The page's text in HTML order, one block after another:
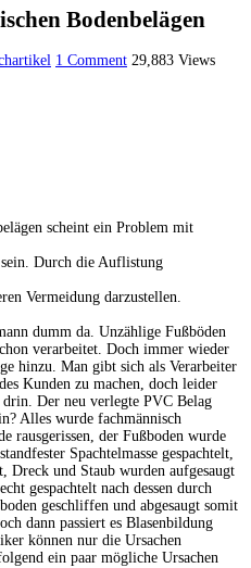
Bodenbelägen
1 Comment 29,883 Views
scheint ein Problem mit
Durch die Auflistung
Vermeidung darzustellen.
dumm da. Unzählige Fußböden
verarbeitet. Doch immer wieder
hinzu. Man gibt sich als Verarbeiter
Kunden zu machen, doch leider
Der neu verlegte PVC Belag
Alles wurde fachmännisch
rausgerissen, der Fußboden wurde
Spachtelmasse gespachtelt,
Dreck und Staub wurden aufgesaugt
gespachtelt nach dessen durch
geschliffen und abgesaugt somit
dann passiert es Blasenbildung
können nur die Ursachen
ein paar mögliche Ursachen